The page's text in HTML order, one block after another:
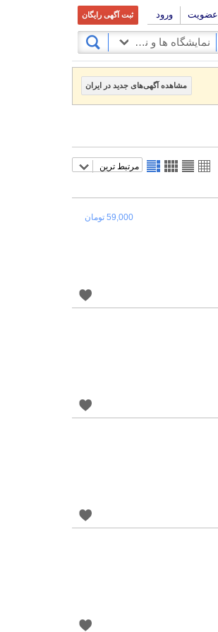
عضویت ورود ثبت آگهی رایگان
نمایشگاه ها و نمایندگی های فروش
مشاهده آگهی‌های جدید در ایران
مرتبط ترین
59,000 تومان